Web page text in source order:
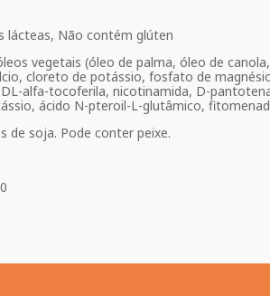
lácteas, Não contém glúten
vegetais (óleo de palma, óleo de
cloreto de potássio, fosfato de
alfa-tocoferila, nicotinamida, D-
ácido N-pteroil-L-glutâmico,
de soja. Pode conter peixe.